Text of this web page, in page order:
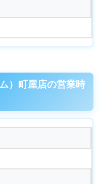
）町屋店の営業時